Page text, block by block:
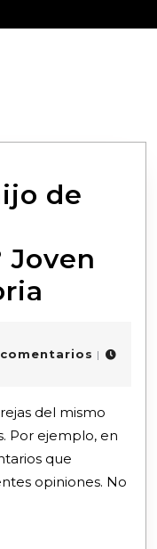
de
Joven
|
del mismo
Por ejemplo, en
que
opiniones. No